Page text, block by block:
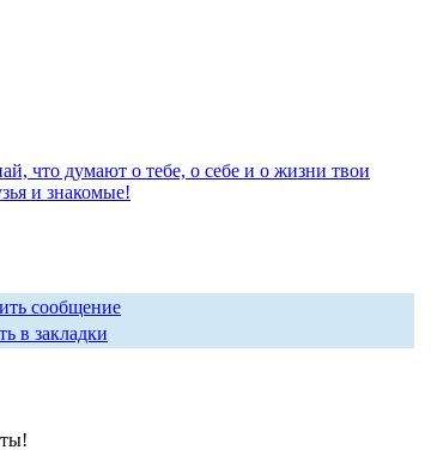
что думают о тебе, о себе и о жизни твои
и знакомые!
сообщение
в закладки